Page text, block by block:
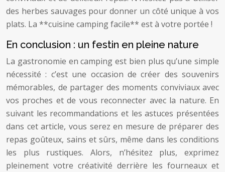
des herbes sauvages pour donner un côté unique à vos
plats. La **cuisine camping facile** est à votre portée !
En conclusion : un festin en pleine nature
La gastronomie en camping est bien plus qu’une simple
nécessité : c’est une occasion de créer des souvenirs
mémorables, de partager des moments conviviaux avec
vos proches et de vous reconnecter avec la nature. En
suivant les recommandations et les astuces présentées
dans cet article, vous serez en mesure de préparer des
repas goûteux, sains et sûrs, même dans les conditions
les plus rustiques. Alors, n’hésitez plus, exprimez
pleinement votre créativité derrière les fourneaux et